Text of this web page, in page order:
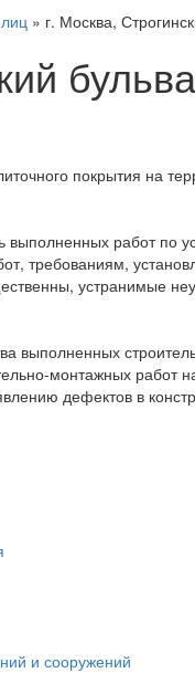
» г. Москва,
покрытия на
работ по
требованиям,
устранимые
выполненных
монтажных работ
дефектов в
и сооружений